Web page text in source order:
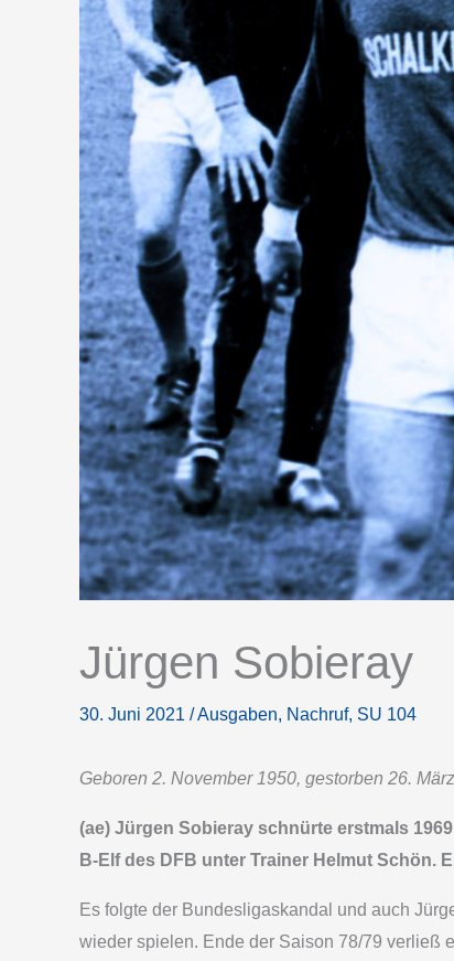
Jürgen Sobieray
30. Juni 2021 /Ausgaben, Nachruf, SU 104
Geboren 2. November 1950, gestorben 26.
(ae) Jürgen Sobieray schnürte erstmals
B-Elf des DFB unter Trainer Helmut Schön.
Es folgte der Bundesligaskandal und auch
wieder spielen. Ende der Saison 78/79 verließ